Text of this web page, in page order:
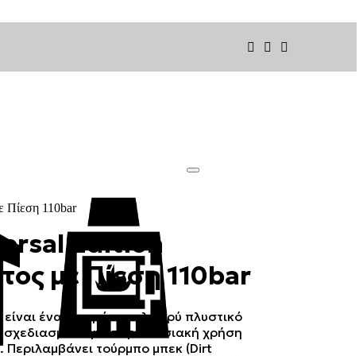
Πίεση 110bar
Edition
με Πίεση 110bar
είναι ένα ισχυρό και ελαφρύ πλυστικό
για περιστασιακή χρήση
Περιλαμβάνει τούρμπο μπεκ (Dirt